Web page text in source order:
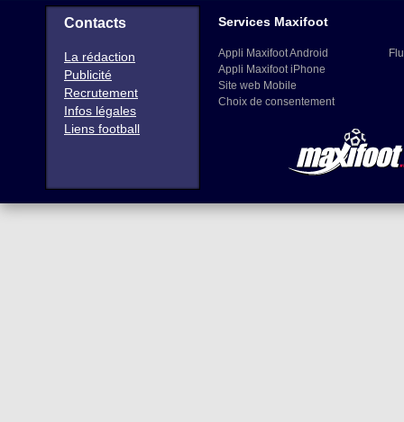
Contacts
La rédaction
Publicité
Recrutement
Infos légales
Liens football
Services Maxifoot
Appli Maxifoot Android
Appli Maxifoot iPhone
Site web Mobile
Choix de consentement